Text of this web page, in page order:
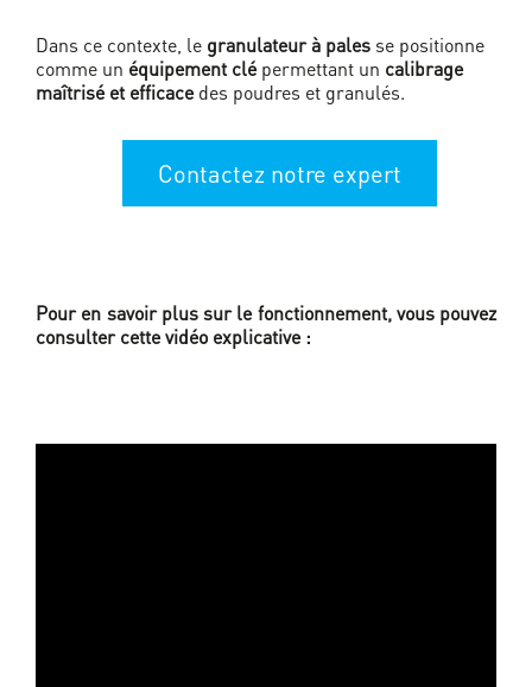
Dans ce contexte, le granulateur à pales se positionne
comme un équipement clépermettant un calibrage
maîtrisé et efficacedes poudres et granulés.
Contactez notre expert
Pour en savoir plus sur le fonctionnement, vous pouvez
consulter cette vidéo explicative :